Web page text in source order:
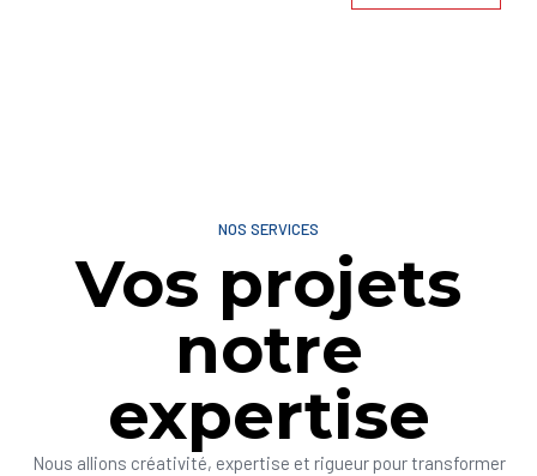
NOS SERVICES
Vos projets
notre
expertise
Nous allions créativité, expertise et rigueur pour transformer